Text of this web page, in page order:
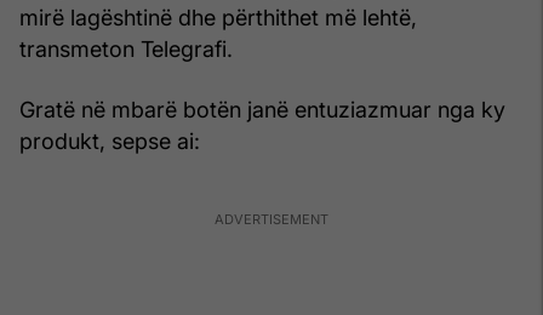
mirë lagështinë dhe përthithet më lehtë,
transmeton Telegrafi.
Gratë në mbarë botën janë entuziazmuar nga ky
produkt, sepse ai: